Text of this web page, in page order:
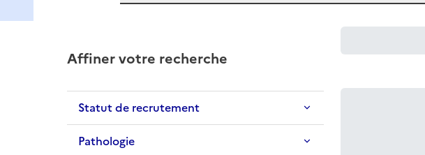
Affiner votre recherche
Statut de recrutement
Pathologie